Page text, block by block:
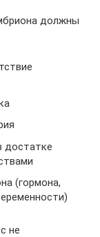
должны
достатке
(гормона,
не